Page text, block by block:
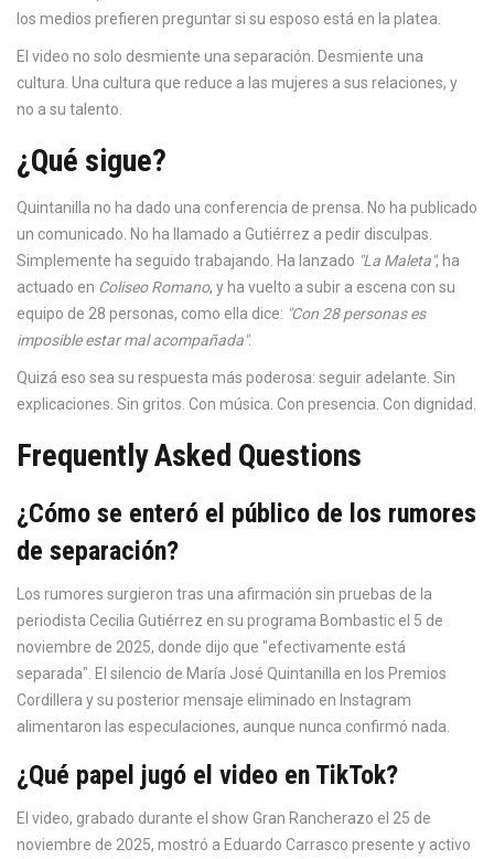
los medios prefieren preguntar si su esposo está en la platea.
El video no solo desmiente una separación. Desmiente una
cultura. Una cultura que reduce a las mujeres a sus relaciones, y
no a su talento.
¿Qué sigue?
Quintanilla no ha dado una conferencia de prensa. No ha publicado
un comunicado. No ha llamado a Gutiérrez a pedir disculpas.
Simplemente ha seguido trabajando. Ha lanzado "La Maleta", ha
actuado en Coliseo Romano, y ha vuelto a subir a escena con su
equipo de 28 personas, como ella dice: "Con 28 personas es
imposible estar mal acompañada".
Quizá eso sea su respuesta más poderosa: seguir adelante. Sin
explicaciones. Sin gritos. Con música. Con presencia. Con dignidad.
Frequently Asked Questions
¿Cómo se enteró el público de los rumores
de separación?
Los rumores surgieron tras una afirmación sin pruebas de la
periodista Cecilia Gutiérrez en su programa Bombastic el 5 de
noviembre de 2025, donde dijo que "efectivamente está
separada". El silencio de María José Quintanilla en los Premios
Cordillera y su posterior mensaje eliminado en Instagram
alimentaron las especulaciones, aunque nunca confirmó nada.
¿Qué papel jugó el video en TikTok?
El video, grabado durante el show Gran Rancherazo el 25 de
noviembre de 2025, mostró a Eduardo Carrasco presente y activo